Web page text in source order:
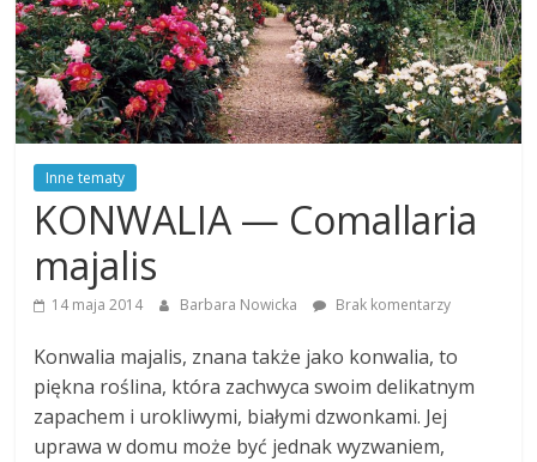
Inne tematy
KONWALIA — Comallaria
majalis
14 maja 2014 Barbara Nowicka Brak komentarzy
Konwalia majalis, znana także jako konwalia, to
piękna roślina, która zachwyca swoim delikatnym
zapachem i urokliwymi, białymi dzwonkami. Jej
uprawa w domu może być jednak wyzwaniem,